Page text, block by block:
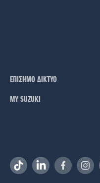
ΕΠΙΣΗΜΟ ΔΙΚΤΥΟ
ΜΥ SUZUKI